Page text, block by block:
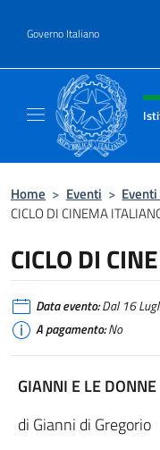
Governo Italiano
Intestazione
Home > Eventi >
CICLO DI CINEMA
CICLO DI
Data evento:Dal 16
A pagamento:No
GIANNI E LE DONNE
di Gianni di Gregorio